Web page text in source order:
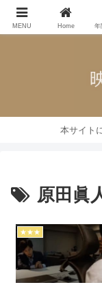
本サイト
原田眞
★★★
MENU Home 年